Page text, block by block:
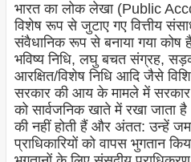
भारत का लोक लेखा (Public
विशेष रूप से जुटाए गए वित्तीय
संवैधानिक रूप से बनाया गया कोष
भविष्य निधि, लघु बचत संग्रह,
आरक्षित/विशेष निधि आदि जैसे
सरकार की आय के मामले में सरकार
को सार्वजनिक खाते में रखा जाता
की नहीं होती हैं और अंतत: उन्हें
प्राधिकारियों को वापस भुगतान